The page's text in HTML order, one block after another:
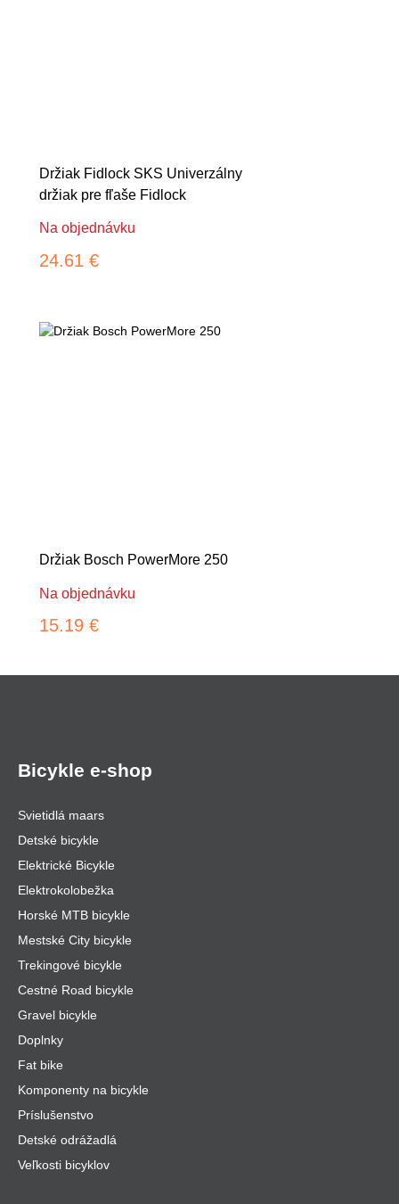
Držiak Fidlock SKS Univerzálny
držiak pre fľaše Fidlock
Na objednávku
24.61 €
Držiak Bosch PowerMore 250
Na objednávku
15.19 €
Bicykle e-shop
Svietidlá maars
Detské bicykle
Elektrické Bicykle
Elektrokolobežka
Horské MTB bicykle
Mestské City bicykle
Trekingové bicykle
Cestné Road bicykle
Gravel bicykle
Doplnky
Fat bike
Komponenty na bicykle
Príslušenstvo
Detské odrážadlá
Veľkosti bicyklov